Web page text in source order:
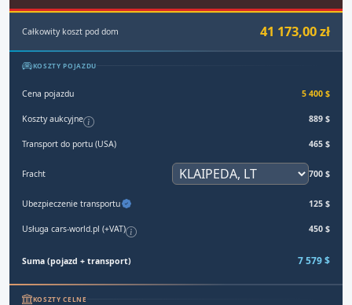
Całkowity koszt pod dom 41 173,00 zł
KOSZTY POJAZDU
Cena pojazdu 5 400 $
Koszty aukcyjne 889 $
Transport do portu (USA) 465 $
Fracht 700 $
Ubezpieczenie transportu 125 $
Usługa cars-world.pl (+VAT) 450 $
Suma (pojazd + transport) 7 579 $
KOSZTY CELNE